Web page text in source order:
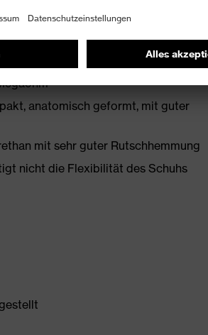
für sehr gute
anatomisch geformt, mit guter
mit sehr guter Rutschhemmung
nicht die Flexibilität des Schuhs